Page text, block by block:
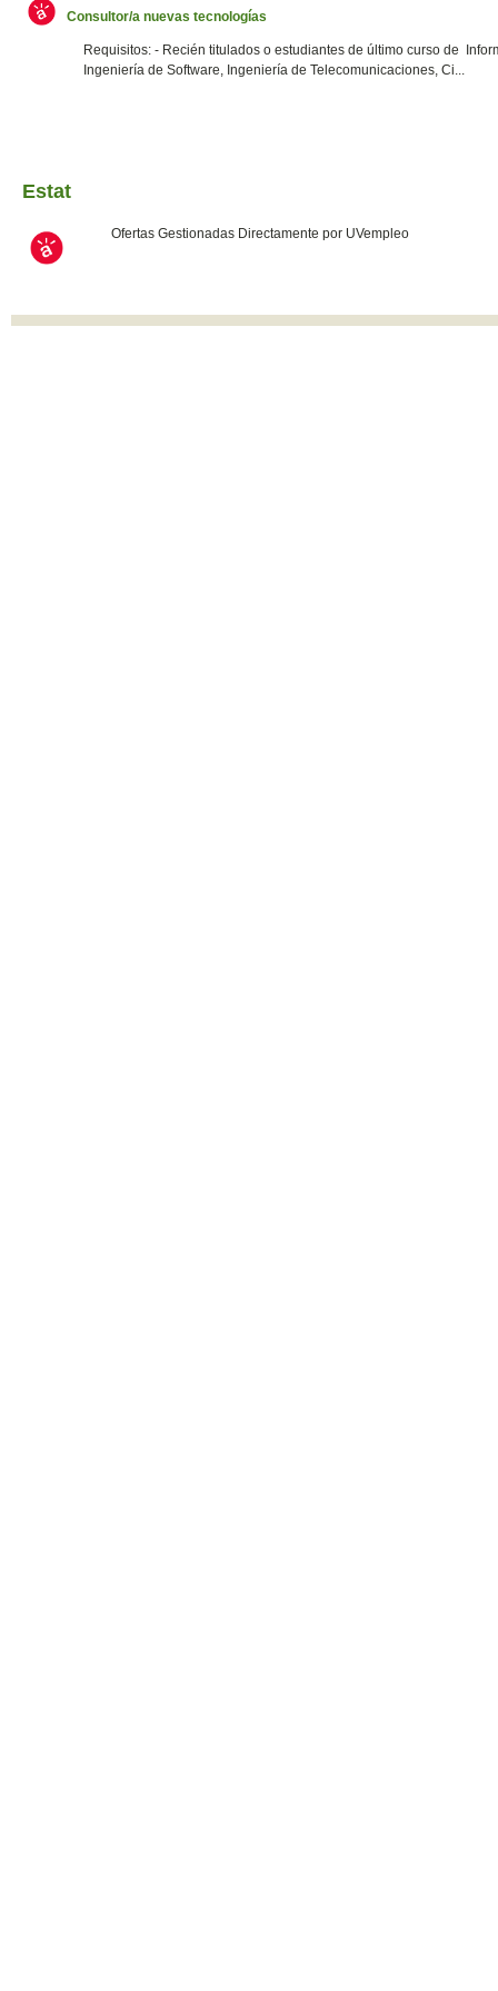
Consultor/a nuevas tecnologías
Requisitos: - Recién titulados o estudiantes de último curso de
Ingeniería de Software, Ingeniería de Telecomunicaciones, Ci...
Estat
Ofertas Gestionadas Directamente por UVempleo